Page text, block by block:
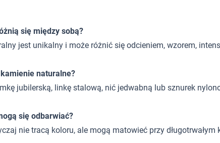
się między sobą?
jest unikalny i może różnić się odcieniem, wzorem,
naturalne?
jubilerską, linkę stalową, nić jedwabną lub sznurek
się odbarwiać?
nie tracą koloru, ale mogą matowieć przy